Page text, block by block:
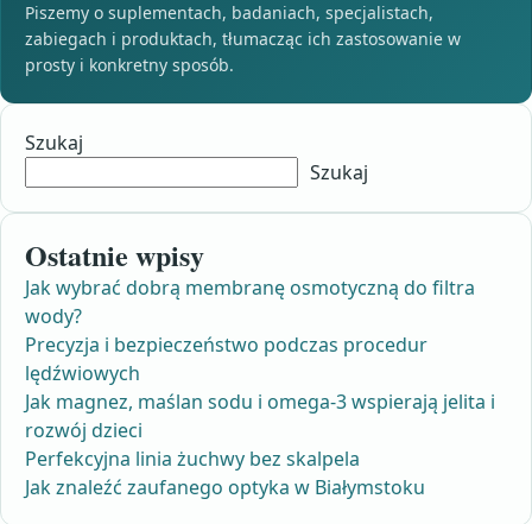
Piszemy o suplementach, badaniach, specjalistach,
zabiegach i produktach, tłumacząc ich zastosowanie w
prosty i konkretny sposób.
Szukaj
Szukaj
Ostatnie wpisy
Jak wybrać dobrą membranę osmotyczną do filtra
wody?
Precyzja i bezpieczeństwo podczas procedur
lędźwiowych
Jak magnez, maślan sodu i omega-3 wspierają jelita i
rozwój dzieci
Perfekcyjna linia żuchwy bez skalpela
Jak znaleźć zaufanego optyka w Białymstoku